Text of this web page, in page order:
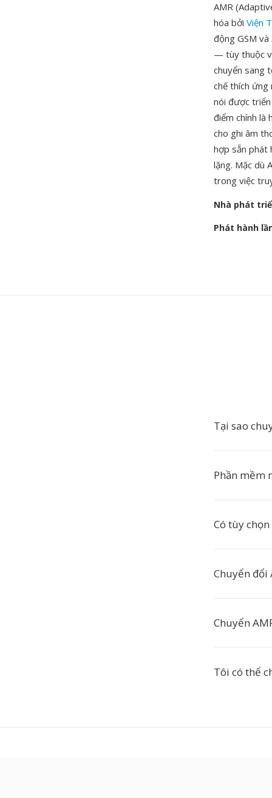
AMR
hóa bởi Viện
động GSM
— tùy thuộc
chuyển sang
chế thích ứng
nói được
điểm chính là
cho ghi âm
hợp sẵn phát
lặng. Mặc dù
trong việc
Nhà phát
Phát hành
Tại sao
Phần mềm
Có tùy
Chuyển đổi
Chuyển
Tôi có thể